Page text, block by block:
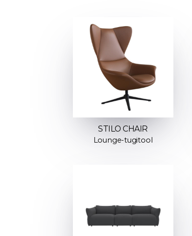
STILO CHAIR
Lounge-tugitool